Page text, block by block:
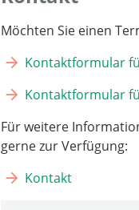
Möchten Sie einen
Kontaktformular
Kontaktformular
Für weitere
gerne zur Verfügung:
Kontakt